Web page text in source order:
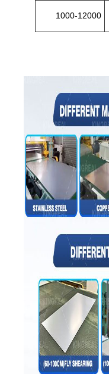
1000-12000